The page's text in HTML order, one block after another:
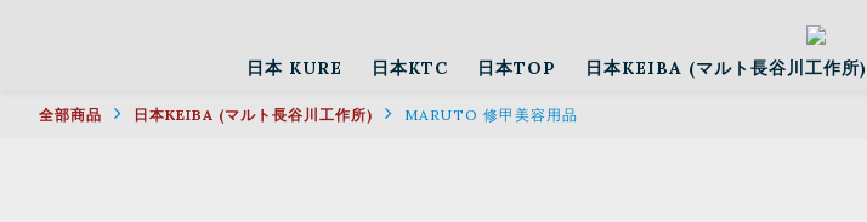
日本 KURE
日本KTC 日本TOP 日本KEIBA (マルト長谷川工作所)
全部商品 日本KEIBA (マルト長谷川工作所) MARUTO 修甲美容用品